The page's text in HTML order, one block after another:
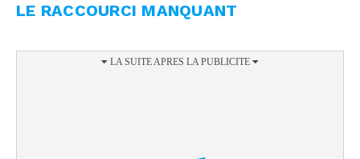
LE RACCOURCI MANQUANT